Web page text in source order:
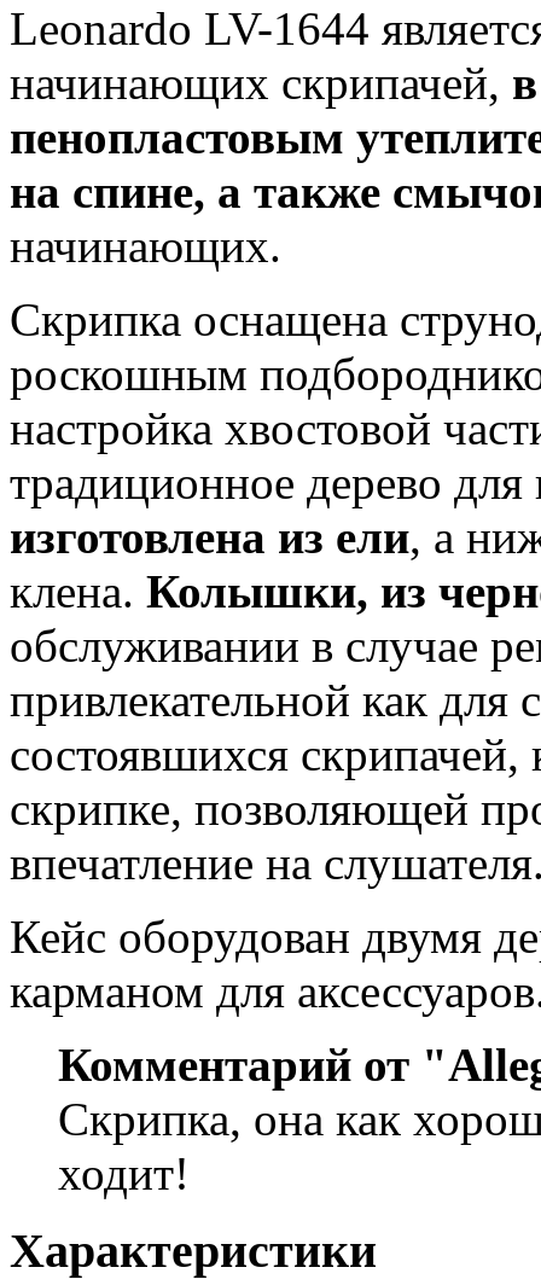
Leonardo LV-1644
начинающих скрипачей,
пенопластовым
на спине, а также
начинающих.
Скрипка оснащена
роскошным
настройка хвостовой
традиционное дерево
изготовлена из ели, а
клена. Колышки, из
обслуживании в случае
привлекательной как
состоявшихся
скрипке, позволяющей
впечатление на
Кейс оборудован двумя
карманом для
Комментарий от
Скрипка, она как
ходит!
Характеристики